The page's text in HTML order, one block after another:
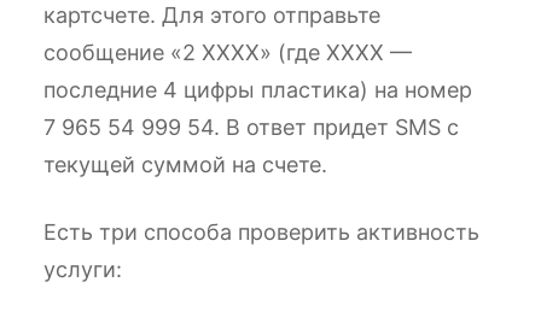
картсчете. Для этого отправьте
сообщение «2 XXXX» (где XXXX —
последние 4 цифры пластика) на номер
7 965 54 999 54. В ответ придет SMS с
текущей суммой на счете.
Есть три способа проверить активность
услуги: